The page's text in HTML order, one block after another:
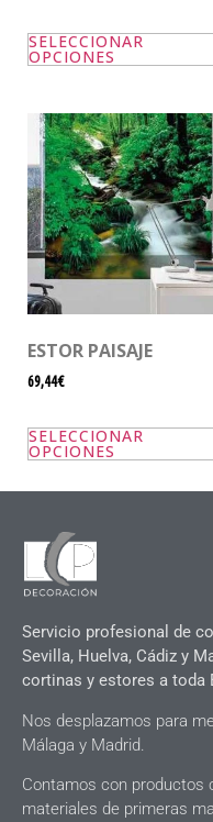
SELECCIONAR
OPCIONES
ESTOR PAISAJE
69,44€
SELECCIONAR
OPCIONES
Servicio profesional de
Sevilla, Huelva, Cádiz y
cortinas y estores a toda
Nos desplazamos para
Málaga y Madrid.
Contamos con productos
materiales de primeras